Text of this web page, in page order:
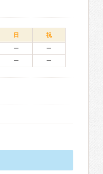
日 祝
ー
ー
ー ー